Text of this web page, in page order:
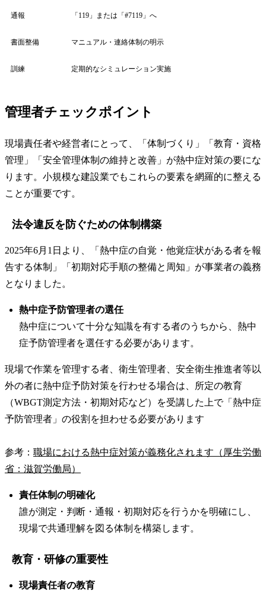
通報 「119」または「#7119」へ
書面整備 マニュアル・連絡体制の明示
訓練 定期的なシミュレーション実施
管理者チェックポイント
現場責任者や経営者にとって、「体制づくり」「教育・資格
管理」「安全管理体制の維持と改善」が熱中症対策の要にな
ります。小規模な建設業でもこれらの要素を網羅的に整える
ことが重要です。
法令違反を防ぐための体制構築
2025年6月1日より、「熱中症の自覚・他覚症状がある者を報
告する体制」「初期対応手順の整備と周知」が事業者の義務
となりました。
熱中症予防管理者の選任
熱中症について十分な知識を有する者のうちから、熱中
症予防管理者を選任する必要があります。
現場で作業を管理する者、衛生管理者、安全衛生推進者等以
外の者に熱中症予防対策を行わせる場合は、所定の教育
（WBGT測定方法・初期対応など）を受講した上で「熱中症
予防管理者」の役割を担わせる必要があります
参考： 職場における熱中症対策が義務化されます（厚生労働
省：滋賀労働局）
責任体制の明確化
誰が測定・判断・通報・初期対応を行うかを明確にし、
現場で共通理解を図る体制を構築します。
教育・研修の重要性
現場責任者の教育